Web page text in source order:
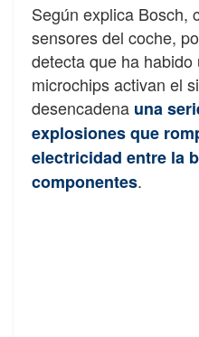
Según explica Bosch,
sensores del coche,
detecta que ha
microchips activan el
desencadena una
explosiones que
electricidad entre la
componentes.